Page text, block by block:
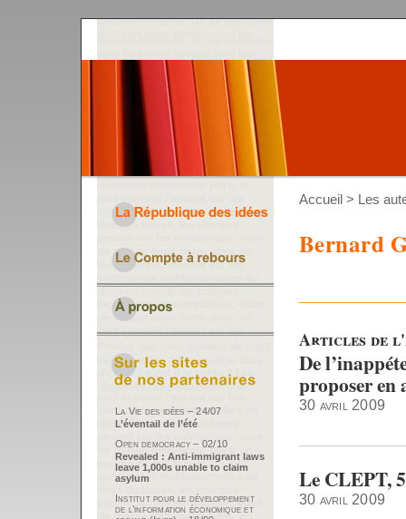
Accueil > Les
Bernard
Articles de
De
proposer en
30 avril 2009
Le CLEPT,
30 avril 2009
La Vie des idées – 24/07
L’éventail de l’été
Open democracy – 02/10
Revealed : Anti-immigrant laws
leave 1,000s unable to claim
asylum
Institut pour le développement
de l’information économique et